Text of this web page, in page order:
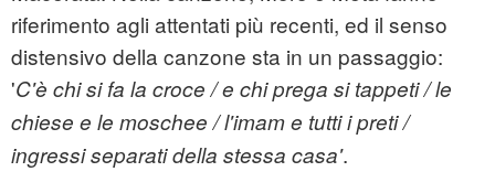
riferimento agli attentati più recenti, ed il senso
distensivo della canzone sta in un passaggio:
'C'è chi si fa la croce / e chi prega si tappeti / le
chiese e le moschee / l'imam e tutti i preti /
ingressi separati della stessa casa'.